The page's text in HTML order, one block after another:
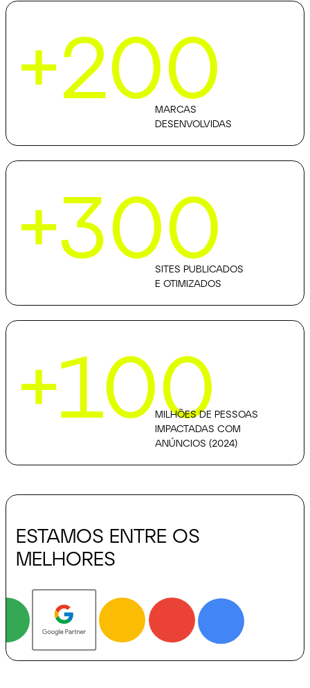
+200
MARCAS
DESENVOLVIDAS
+300
SITES PUBLICADOS
E OTIMIZADOS
+100
MILHÕES DE PESSOAS
IMPACTADAS COM
ANÚNCIOS (2024)
ESTAMOS ENTRE OS
MELHORES